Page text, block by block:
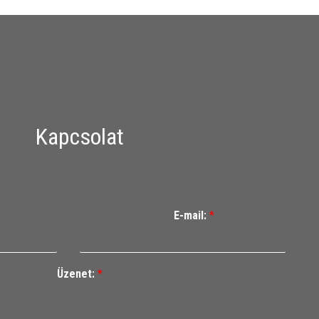
Kapcsolat
E-mail: *
Üzenet: *